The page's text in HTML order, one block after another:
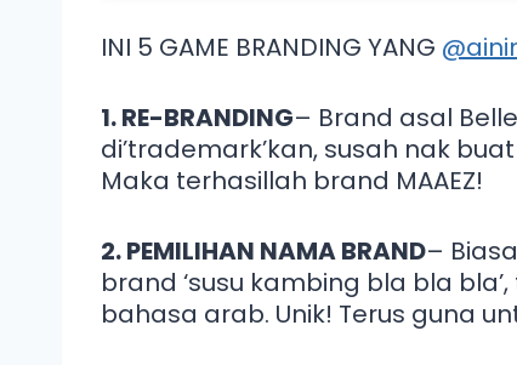
INI 5 GAME BRANDING YANG
1. RE-BRANDING– Brand asal
di’trademark’kan, susah nak
Maka terhasillah brand MAAEZ!
2. PEMILIHAN NAMA BRAND–
brand ‘susu kambing bla bla
bahasa arab. Unik! Terus guna